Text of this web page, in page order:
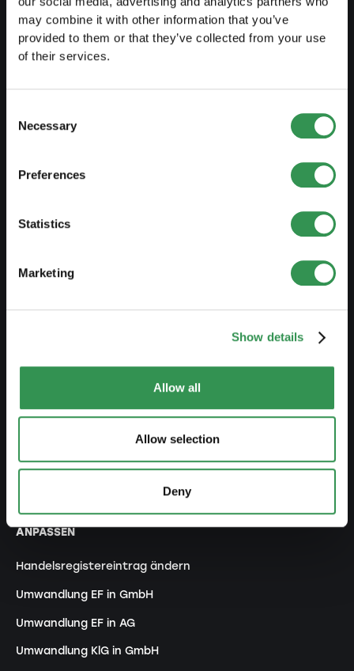
may combine it with other information that you’ve
provided to them or that they’ve collected from your use
of their services.
Selection
Necessary
Preferences
Statistics
Marketing
Show details
Allow all
Allow selection
Deny
VORBEREITEN
Steuerliche Aspekte
Kurse
GmbH gründen
Kollektivgesellschaft gründen
ANPASSEN
Handelsregistereintrag ändern
Umwandlung EF in GmbH
Umwandlung EF in AG
Umwandlung KlG in GmbH